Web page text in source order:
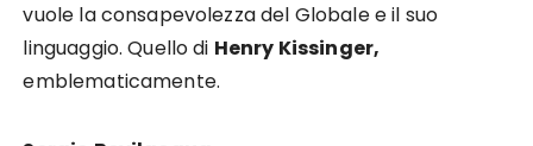
vuole la consapevolezza del Globale e il suo
linguaggio. Quello di Henry Kissinger,
emblematicamente.